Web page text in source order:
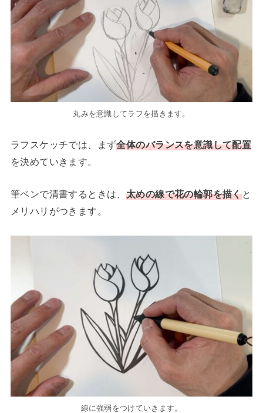
丸みを意識してラフを描きます。
ラフスケッチでは、まず全体のバランスを意識して配置
を決めていきます。
筆ペンで清書するときは、 太めの線で花の輪郭を描くと
メリハリがつきます。
線に強弱をつけていきます。